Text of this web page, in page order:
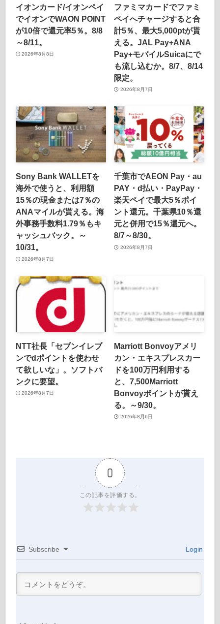
イオンカード/イオンペイ
でイオンでWAON POINT
が10倍で還元率5％。8/8
～8/11。
2026年8月8日
ファミマカードでファミ
ペイへチャージすると合
計5％、最大5,000ptが貰
える。JAL Pay+ANA
Pay+モバイルSuicaにで
も流し込むか。8/7、8/14
限定。
2026年8月7日
Sony Bank WALLETを
海外で使うと、利用額
15％の現金または7％の
ANAマイルが貰える。海
外事務手数料1.79％もキ
ャッシュバック。～
10/31。
2026年8月7日
千葉市でAEON Pay・au
PAY・d払い・PayPay・
楽天ペイで最大5％ポイ
ント還元。千葉県10％還
元と併用で15％還元へ。
8/7～8/30。
2026年8月7日
NTT社長「セブンイレブ
ンでdポイントを使わせ
て欲しいな」。ソフトバ
ンクに要望。
2026年8月7日
Marriott Bonvoyアメリ
カン・エキスプレスカー
ドを100万円利用する
と、7,500Marriott
Bonvoyポイントが貰え
る。～9/30。
2026年8月6日
0
この記事を評価する。
Subscribe Login